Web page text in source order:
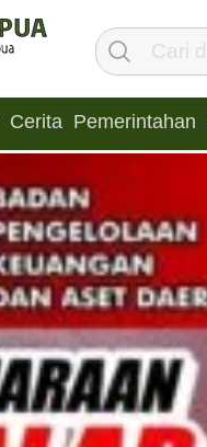
Cerita Pemerintahan